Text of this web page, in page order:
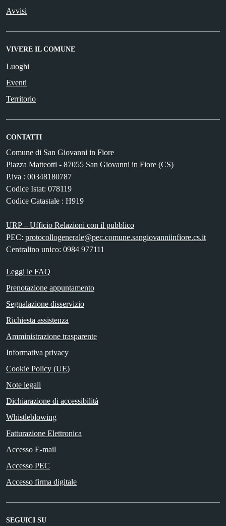
Avvisi
VIVERE IL COMUNE
Luoghi
Eventi
Territorio
CONTATTI
Comune di San Giovanni in Fiore
Piazza Matteotti - 87055 San Giovanni in Fiore (CS)
P.iva : 00348180787
Codice Istat: 078119
Codice Catastale : H919
URP – Ufficio Relazioni con il pubblico
PEC: protocollogenerale@pec.comune.sangiovanniinfiore.cs.it
Centralino unico: 0984 977111
Leggi le FAQ
Prenotazione appuntamento
Segnalazione disservizio
Richiesta assistenza
Amministrazione trasparente
Informativa privacy
Cookie Policy (UE)
Note legali
Dichiarazione di accessibilità
Whistleblowing
Fatturazione Elettronica
Accesso E-mail
Accesso PEC
Accesso firma digitale
SEGUICI SU